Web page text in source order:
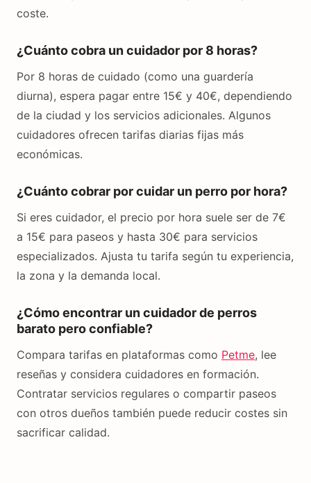
coste.
¿Cuánto cobra un cuidador por 8 horas?
Por 8 horas de cuidado (como una guardería
diurna), espera pagar entre 15€ y 40€, dependiendo
de la ciudad y los servicios adicionales. Algunos
cuidadores ofrecen tarifas diarias fijas más
económicas.
¿Cuánto cobrar por cuidar un perro por hora?
Si eres cuidador, el precio por hora suele ser de 7€
a 15€ para paseos y hasta 30€ para servicios
especializados. Ajusta tu tarifa según tu experiencia,
la zona y la demanda local.
¿Cómo encontrar un cuidador de perros
barato pero confiable?
Compara tarifas en plataformas como Petme, lee
reseñas y considera cuidadores en formación.
Contratar servicios regulares o compartir paseos
con otros dueños también puede reducir costes sin
sacrificar calidad.